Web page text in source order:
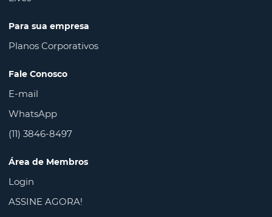
Para sua empresa
Planos Corporativos
Fale Conosco
E-mail
WhatsApp
(11) 3846-8497
Área de Membros
Login
ASSINE AGORA!